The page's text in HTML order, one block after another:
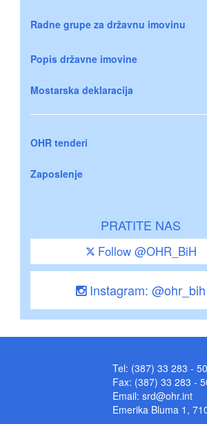
Radne grupe za državnu imovinu
Popis državne imovine
Mostarska deklaracija
OHR tenderi
Zaposlenje
PRATITE NAS
Follow @OHR_BiH
Instagram: @ohr_bih
Tel: (387) 33 283 -
Fax: (387) 33 283 -
Email: srd@ohr.int
Emerika Bluma 1,